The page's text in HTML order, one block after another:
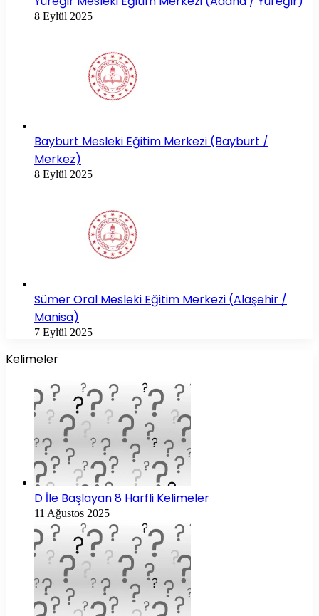
8 Eylül 2025
Bayburt Mesleki Eğitim Merkezi (Bayburt /
Merkez)
8 Eylül 2025
Sümer Oral Mesleki Eğitim Merkezi (Alaşehir /
Manisa)
7 Eylül 2025
Kelimeler
D İle Başlayan 8 Harfli Kelimeler
11 Ağustos 2025